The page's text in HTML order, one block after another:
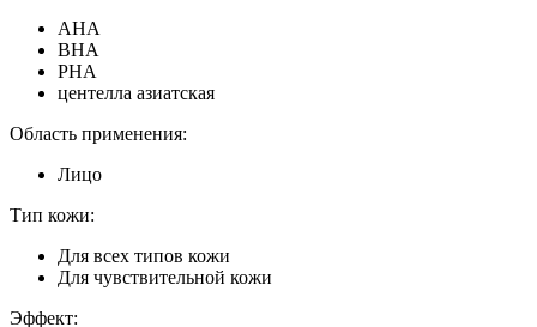
AHA
BHA
PHA
центелла азиатская
Область применения:
Лицо
Тип кожи:
Для всех типов кожи
Для чувствительной кожи
Эффект: